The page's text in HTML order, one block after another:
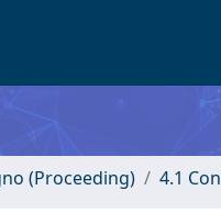
(Proceeding) 4.1